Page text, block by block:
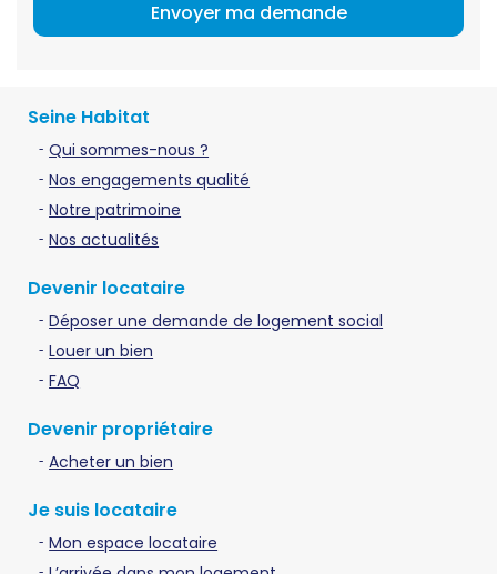
Seine Habitat
Qui sommes-nous ?
Nos engagements qualité
Notre patrimoine
Nos actualités
Devenir locataire
Déposer une demande de logement social
Louer un bien
FAQ
Devenir propriétaire
Acheter un bien
Je suis locataire
Mon espace locataire